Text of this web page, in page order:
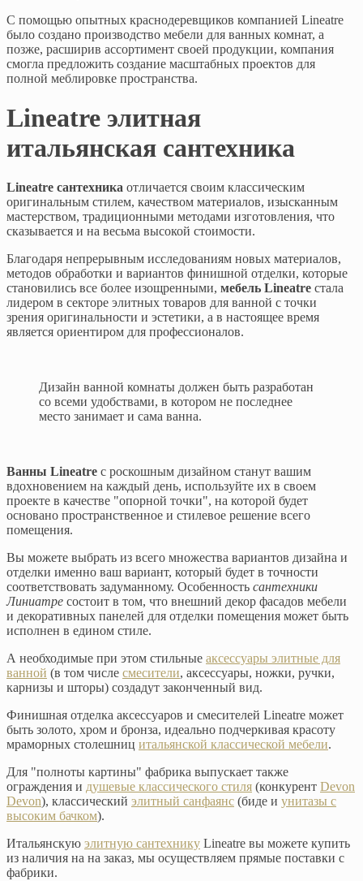
С помощью опытных краснодеревщиков компанией Lineatre
было создано производство мебели для ванных комнат, а
позже, расширив ассортимент своей продукции, компания
смогла предложить создание масштабных проектов для
полной меблировке пространства.
Lineatre элитная
итальянская сантехника
Lineatre сантехника отличается своим классическим
оригинальным стилем, качеством материалов, изысканным
мастерством, традиционными методами изготовления, что
сказывается и на весьма высокой стоимости.
Благодаря непрерывным исследованиям новых материалов,
методов обработки и вариантов финишной отделки, которые
становились все более изощренными, мебель Lineatre стала
лидером в секторе элитных товаров для ванной с точки
зрения оригинальности и эстетики, а в настоящее время
является ориентиром для профессионалов.
Дизайн ванной комнаты должен быть разработан
со всеми удобствами, в котором не последнее
место занимает и сама ванна.
Ванны Lineatre с роскошным дизайном станут вашим
вдохновением на каждый день, используйте их в своем
проекте в качестве "опорной точки", на которой будет
основано пространственное и стилевое решение всего
помещения.
Вы можете выбрать из всего множества вариантов дизайна и
отделки именно ваш вариант, который будет в точности
соответствовать задуманному. Особенность сантехники
Линиатре состоит в том, что внешний декор фасадов мебели
и декоративных панелей для отделки помещения может быть
исполнен в едином стиле.
А необходимые при этом стильные аксессуары элитные для
ванной (в том числе смесители, аксессуары, ножки, ручки,
карнизы и шторы) создадут законченный вид.
Финишная отделка аксессуаров и смесителей Lineatre может
быть золото, хром и бронза, идеально подчеркивая красоту
мраморных столешниц итальянской классической мебели.
Для "полноты картины" фабрика выпускает также
ограждения и душевые классического стиля (конкурент Devon
Devon), классический элитный санфаянс (биде и унитазы с
высоким бачком).
Итальянскую элитную сантехнику Lineatre вы можете купить
из наличия на на заказ, мы осуществляем прямые поставки с
фабрики.